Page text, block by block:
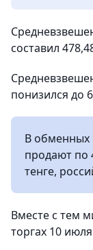
составил
понизился до
В обменных
продают по
тенге,
Вместе с тем
торгах 10